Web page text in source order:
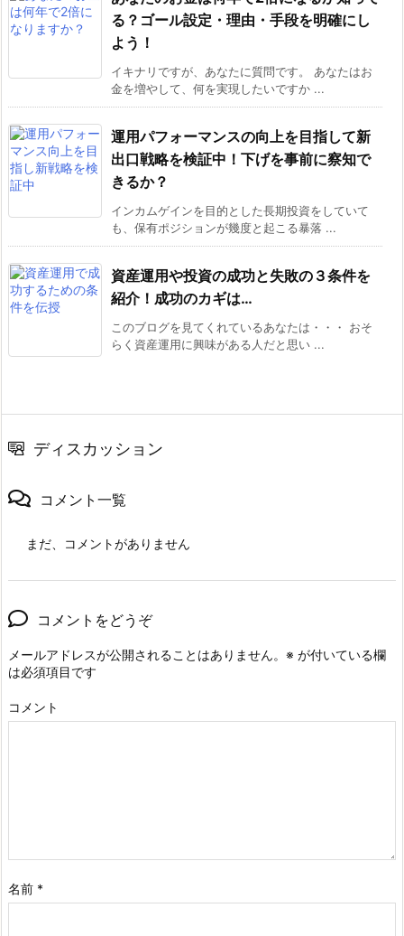
る？ゴール設定・理由・手段を明確にし
よう！
イキナリですが、あなたに質問です。 あなたはお
金を増やして、何を実現したいですか ...
運用パフォーマンスの向上を目指して新
出口戦略を検証中！下げを事前に察知で
きるか？
インカムゲインを目的とした長期投資をしていて
も、保有ポジションが幾度と起こる暴落 ...
資産運用や投資の成功と失敗の３条件を
紹介！成功のカギは…
このブログを見てくれているあなたは・・・ おそ
らく資産運用に興味がある人だと思い ...
ディスカッション
コメント一覧
まだ、コメントがありません
コメントをどうぞ
メールアドレスが公開されることはありません。 ※ が付いている欄
は必須項目です
コメント
名前 *